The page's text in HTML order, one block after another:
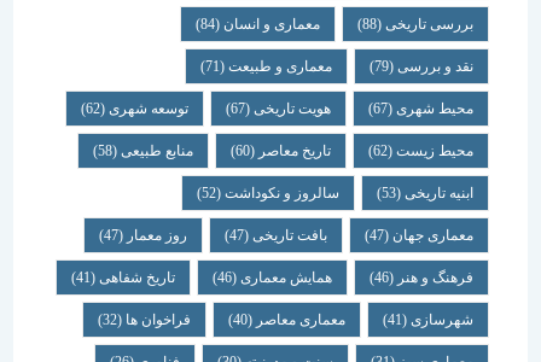
بررسی تاریخی (88) معماری و انسان (84)
نقد و بررسی (79) معماری و طبیعت (71)
محیط شهری(67) هویت تاریخی(67) توسعه شهری(62)
محیط زیست(62) تاریخ معاصر(60) منابع طبیعی(58)
ابنیه تاریخی(53) سالروز و نکوداشت(52)
معماری جهان (47) بافت تاریخی(47) روز معمار(47)
فرهنگ و هنر(46) همایش معماری (46) تاریخ شفاهی (41)
شهرسازی(41) معماری معاصر(40) فراخوان ها (32)